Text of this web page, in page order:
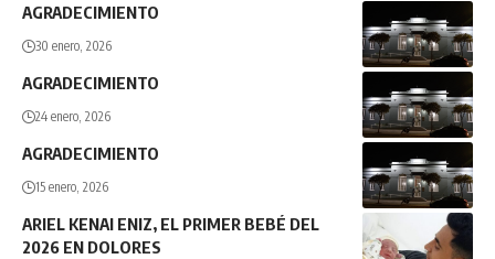
AGRADECIMIENTO
30 enero, 2026
AGRADECIMIENTO
24 enero, 2026
AGRADECIMIENTO
15 enero, 2026
ARIEL KENAI ENIZ, EL PRIMER BEBÉ DEL
2026 EN DOLORES